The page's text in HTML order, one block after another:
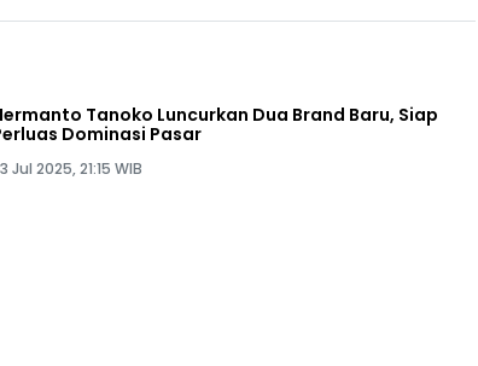
Tanoko Luncurkan Dua Brand Baru, Siap
Dominasi Pasar
Jul 2025, 21:15 WIB